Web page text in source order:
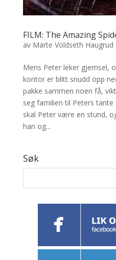
FILM: The Amazing
av Marte Voldseth Haugrud
Mens Peter leker gjemsel,
kontor er blitt snudd opp
pakke sammen noen få,
seg familien til Peters
skal Peter være en stund,
han og...
Søk